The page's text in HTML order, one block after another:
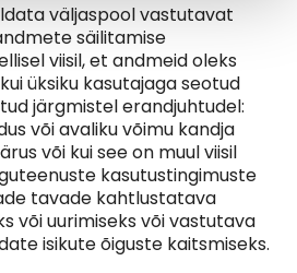
väljaspool vastutavat
säilitamise
viisil, et andmeid oleks
üksiku kasutajaga seotud
järgmistel erandjuhtudel:
või avaliku võimu kandja
või kui see on muul viisil
kasutustingimuste
tavade kahtlustatava
või uurimiseks või vastutava
isikute õiguste kaitsmiseks.